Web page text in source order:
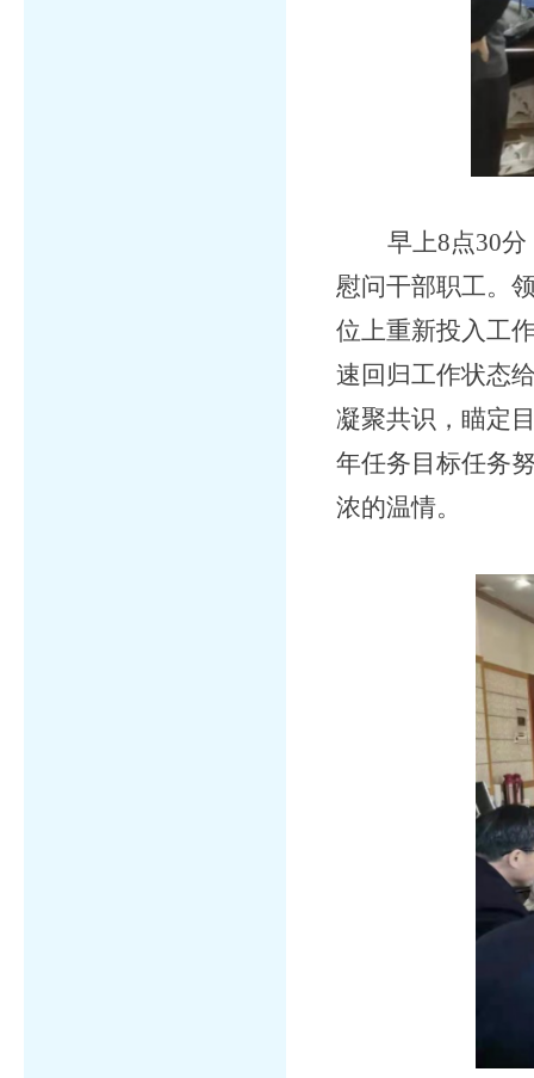
早上8点30
慰问干部职工。
位上重新投入工
速回归工作状态
凝聚共识，瞄定
年任务目标任务
浓的温情。